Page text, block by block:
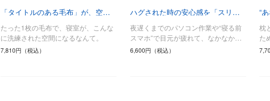
「タイトルのある毛布」が、空間を変える
たった1枚の毛布で、寝室が、こんな
に洗練された空間になるなんて。
7,810円（税込）
ハグされた時の安心感を「スリープマスク」で
夜遅くまでのパソコン作業や“寝る前
スマホ”で目元が疲れて、なかなか…
6,600円（税込）
枕
た